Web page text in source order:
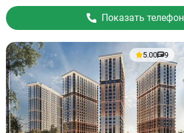
Показать телефон
5.00 9